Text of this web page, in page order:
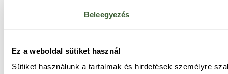
Beleegyezés
Ez a weboldal sütiket használ
Sütiket használunk a tartalmak és hirdetések személyre